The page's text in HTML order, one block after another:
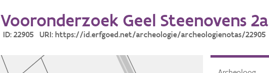
Vooronderzoek Geel Steenovens 2a
ID: 22905 URI: https://id.erfgoed.net/archeologie/archeologienotas/22905